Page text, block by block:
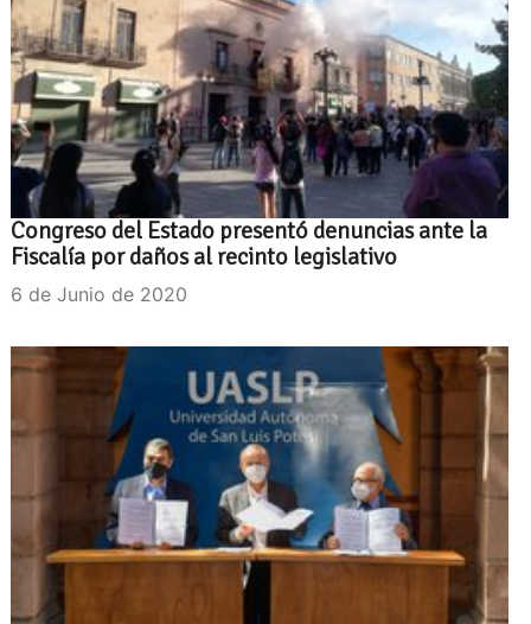
Congreso del Estado presentó denuncias ante la
Fiscalía por daños al recinto legislativo
6 de Junio de 2020